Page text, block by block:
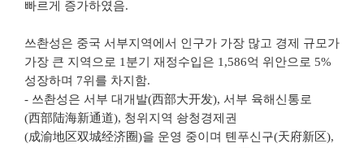
빠르게 증가하였음.
쓰촨성은 중국 서부지역에서 인구가 가장 많고 경제 규모가
가장 큰 지역으로 1분기 재정수입은 1,586억 위안으로 5%
성장하며 7위를 차지함.
- 쓰촨성은 서부 대개발(西部大开发), 서부 육해신통로
(西部陆海新通道), 청위지역 솽청경제권
(成渝地区双城经济圈)을 운영 중이며 톈푸신구(天府新区),